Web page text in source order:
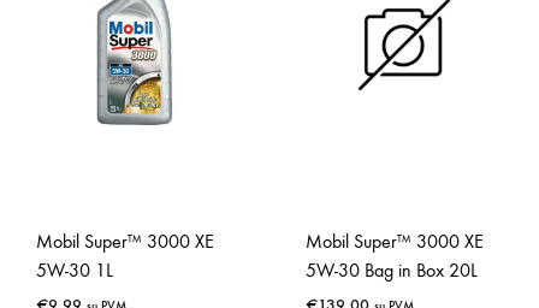
Mobil Super™ 3000 XE
5W-30 1L
Mobil Super™ 3000 XE
5W-30 Bag in Box 20L